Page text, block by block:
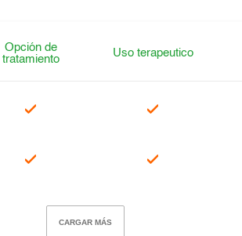
Opción de
tratamiento
Uso terapeutico
CARGAR MÁS